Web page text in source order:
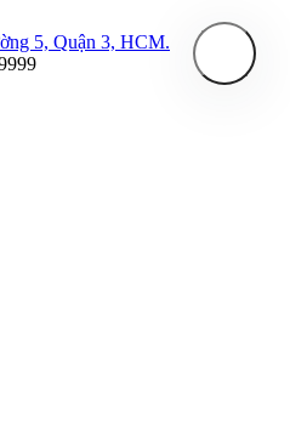
5, Quận 3, HCM.